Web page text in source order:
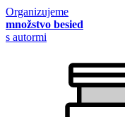
Organizujeme
množstvo besied
s autormi